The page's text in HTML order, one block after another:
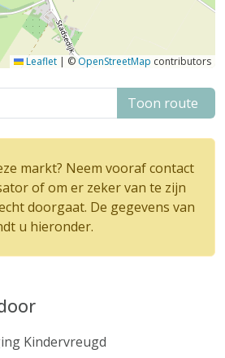
Leaflet | ©OpenStreetMap contributors
Toon route
markt? Neem vooraf contact
of om er zeker van te zijn
doorgaat. De gegevens van
u hieronder.
Kindervreugd